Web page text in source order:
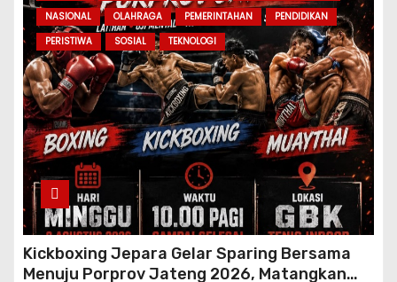
NASIONAL
OLAHRAGA PEMERINTAHAN
PENDIDIKAN
PERISTIWA
SOSIAL TEKNOLOGI
Kickboxing Jepara Gelar Sparing Bersama
Menuju Porprov Jateng 2026, Matangkan